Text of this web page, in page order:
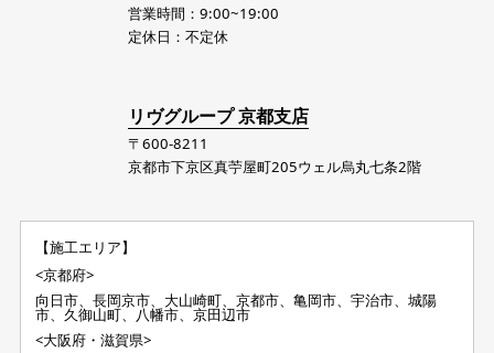
営業時間：9:00~19:00
定休日：不定休
リヴグループ 京都支店
〒600-8211
京都市下京区真苧屋町205ウェル烏丸七条2階
【施工エリア】
<京都府>
向日市、長岡京市、大山崎町、京都市、亀岡市、宇治市、城陽
市、久御山町、八幡市、京田辺市
<大阪府・滋賀県>